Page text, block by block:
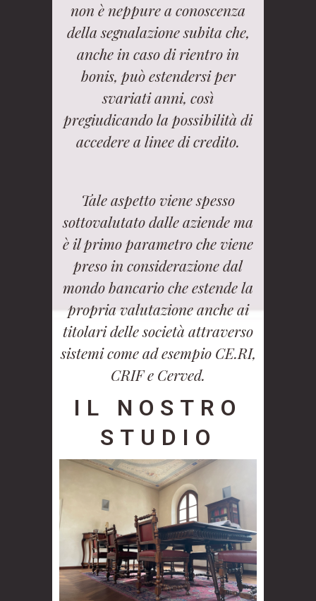
non è neppure a conoscenza
della segnalazione subita che,
anche in caso di rientro in
bonis, può estendersi per
svariati anni, così
pregiudicando la possibilità di
accedere a linee di credito.
Tale aspetto viene spesso
sottovalutato dalle aziende ma
è il primo parametro che viene
preso in considerazione dal
mondo bancario che estende la
propria valutazione anche ai
titolari delle società attraverso
sistemi come ad esempio CE.RI,
CRIF e Cerved.
IL NOSTRO
STUDIO